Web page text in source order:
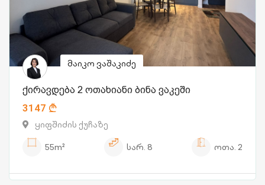
მაიკო ვაშაკიძე
ქირავდება 2 ოთახიანი ბინა ვაკეში
3147
ყიფშიძის ქუჩაზე
55m²
სარ. 8 ოთა. 2